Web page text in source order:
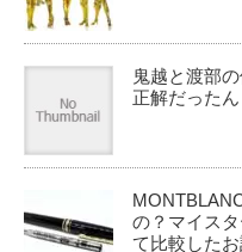
鬼越と渡部
正解だったん
の？マイス
て比較した